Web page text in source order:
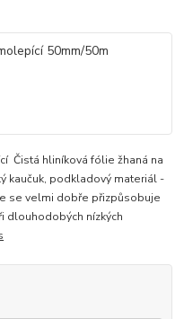
Čistá hliníková fólie žhaná na
kaučuk, podkladový materiál -
se velmi dobře přizpůsobuje
dlouhodobých nízkých